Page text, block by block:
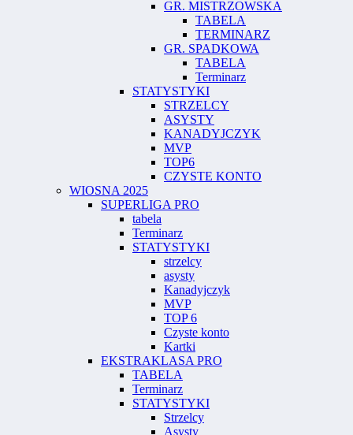
GR. MISTRZOWSKA
TABELA
TERMINARZ
GR. SPADKOWA
TABELA
Terminarz
STATYSTYKI
STRZELCY
ASYSTY
KANADYJCZYK
MVP
TOP6
CZYSTE KONTO
WIOSNA 2025
SUPERLIGA PRO
tabela
Terminarz
STATYSTYKI
strzelcy
asysty
Kanadyjczyk
MVP
TOP 6
Czyste konto
Kartki
EKSTRAKLASA PRO
TABELA
Terminarz
STATYSTYKI
Strzelcy
Asysty